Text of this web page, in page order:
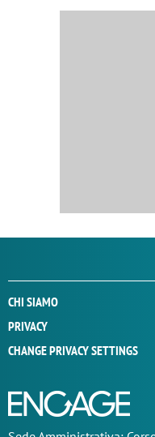
CHI SIAMO
PRIVACY
CHANGE PRIVACY SETTINGS